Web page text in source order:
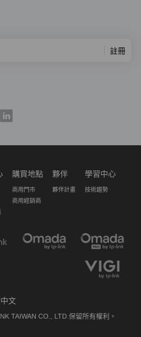
註冊
購買地點
商用門市
商用經銷商
夥伴
夥伴計畫
學習中心
技術趨勢
TAIWAN CO., LTD.保留所有權利。
文